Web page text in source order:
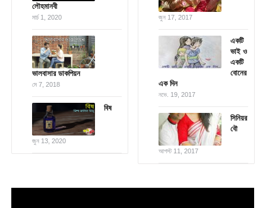
লৌহমানবী
মার্চ 1, 2020
ভালবাসার ডাকপিয়ন
মে 7, 2018
বিষ
জুন 13, 2020
জুন 17, 2017
একটি
ভাই ও
একটি
বোনের
এক দিন
নভে. 19, 2017
সিনিয়র
বৌ
আগস্ট 11, 2017